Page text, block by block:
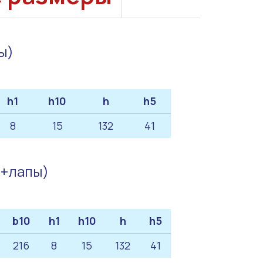
h1 h10 h
h5
8 15 132 41
b10 h1 h10 h
h5
216 8 15 132 41